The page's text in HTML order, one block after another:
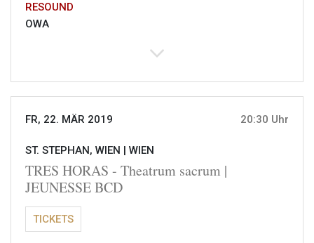
RESOUND
OWA
FR, 22. MÄR 2019 20:30 Uhr
ST. STEPHAN, WIEN | WIEN
TRES HORAS - Theatrum sacrum |
JEUNESSE BCD
TICKETS